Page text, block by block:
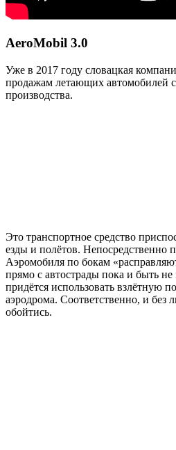
AeroMobil 3.0
Уже в 2017 году словацкая
продажам летающих автомобилей
производства.
Это транспортное средство
езды и полётов. Непосредственно
Аэромобиля по бокам
прямо с автострады пока и быть не
придётся использовать взлётную
аэродрома. Соответственно, и без
обойтись.